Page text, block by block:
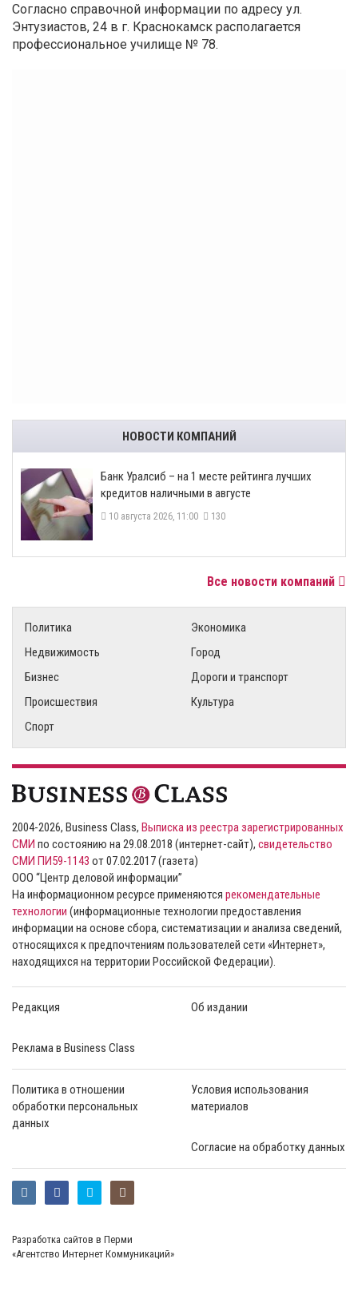
Согласно справочной информации по адресу ул.
Энтузиастов, 24 в г. Краснокамск располагается
профессиональное училище № 78.
НОВОСТИ КОМПАНИЙ
Банк Уралсиб – на 1 месте рейтинга лучших
кредитов наличными в августе
10 августа 2026, 11:00 130
Все новости компаний
Политика
Экономика
Недвижимость
Город
Бизнес
Дороги и транспорт
Происшествия
Культура
Спорт
2004-2026, Business Class, Выписка из реестра зарегистрированных
СМИ по состоянию на 29.08.2018 (интернет-сайт), свидетельство
СМИ ПИ59-1143 от 07.02.2017 (газета)
ООО “Центр деловой информации”
На информационном ресурсе применяются рекомендательные
технологии (информационные технологии предоставления
информации на основе сбора, систематизации и анализа сведений,
относящихся к предпочтениям пользователей сети «Интернет»,
находящихся на территории Российской Федерации).
Редакция Об издании
Реклама в Business Class
Политика в отношении
обработки персональных
данных
Условия использования
материалов
Согласие на обработку данных
Разработка сайтов в Перми
«Агентство Интернет Коммуникаций»